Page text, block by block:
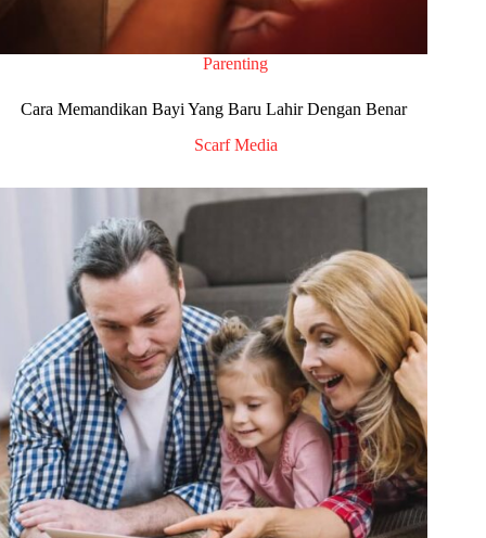
Parenting
Cara Memandikan Bayi Yang Baru Lahir Dengan Benar
Scarf Media